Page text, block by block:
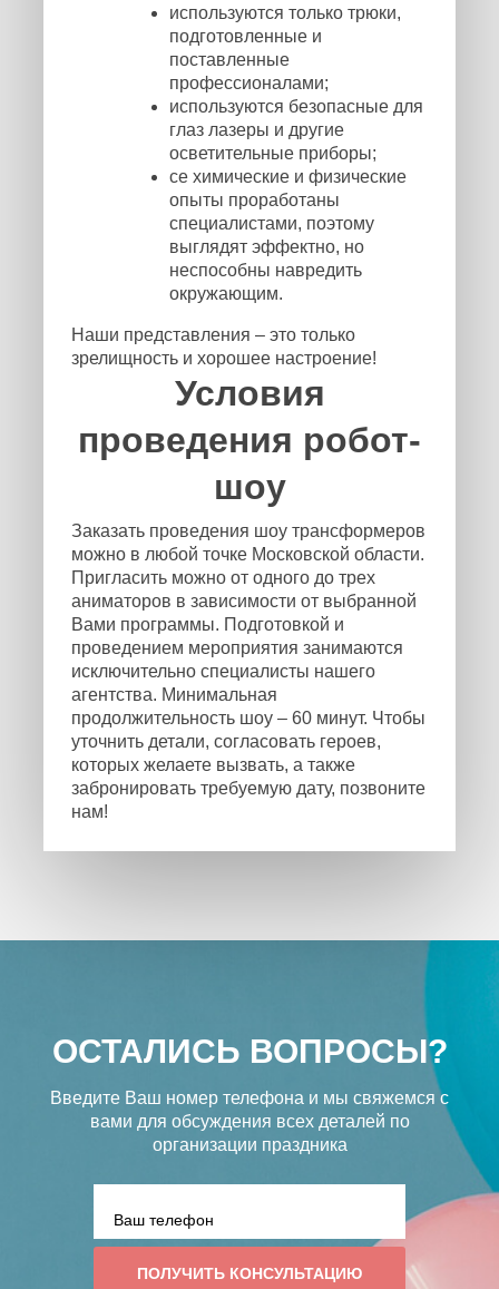
используются только трюки,
подготовленные и
поставленные
профессионалами;
используются безопасные для
глаз лазеры и другие
осветительные приборы;
се химические и физические
опыты проработаны
специалистами, поэтому
выглядят эффектно, но
неспособны навредить
окружающим.
Наши представления – это только
зрелищность и хорошее настроение!
Условия
проведения робот-
шоу
Заказать проведения шоу трансформеров
можно в любой точке Московской области.
Пригласить можно от одного до трех
аниматоров в зависимости от выбранной
Вами программы. Подготовкой и
проведением мероприятия занимаются
исключительно специалисты нашего
агентства. Минимальная
продолжительность шоу – 60 минут. Чтобы
уточнить детали, согласовать героев,
которых желаете вызвать, а также
забронировать требуемую дату, позвоните
нам!
ОСТАЛИСЬ ВОПРОСЫ?
Введите Ваш номер телефона и мы свяжемся с
вами для обсуждения всех деталей по
организации праздника